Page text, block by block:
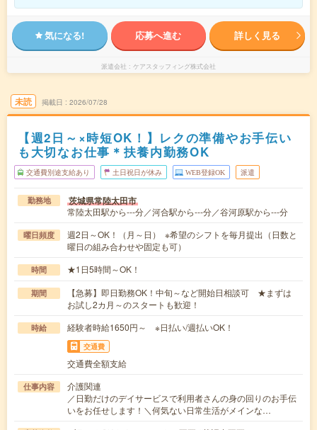
気になる! 応募へ進む 詳しく見る
派遣会社 ケアスタッフィング株式会社
未読 掲載日 2026/07/28
【週2日～×時短OK！】レクの準備やお手伝い
も大切なお仕事＊扶養内勤務OK
交通費別途支給あり 土日祝日が休み WEB登録OK 派遣
勤務地 茨城県常陸太田市
常陸太田駅から---分／河合駅から---分／谷河原駅から---分
曜日頻度
週2日～OK！（月～日） ※希望のシフトを毎月提出（日数と
曜日の組み合わせや固定も可）
時間 ★1日5時間～OK！
期間
【急募】即日勤務OK！中旬～など開始日相談可 ★まずは
お試し2カ月～のスタートも歓迎！
時給 経験者時給1650円～ ※日払い/週払いOK！
交通費
交通費全額支給
仕事内容
介護関連
／日勤だけのデイサービスで利用者さんの身の回りのお手伝
いをお任せします！＼何気ない日常生活がメインな…